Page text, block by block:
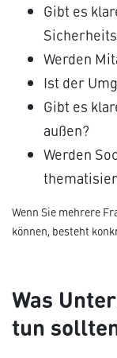
Gibt es
Werden
Ist der
Gibt es
außen?
Werden
Wenn Sie mehrere
können, besteht
Was
tun